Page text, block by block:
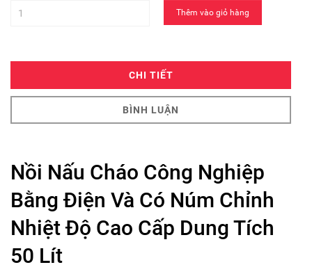
Thêm vào giỏ hàng
CHI TIẾT
BÌNH LUẬN
Nồi Nấu Cháo Công Nghiệp
Bằng Điện Và Có Núm Chỉnh
Nhiệt Độ Cao Cấp Dung Tích
50 Lít